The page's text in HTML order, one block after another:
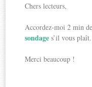
Chers lecteurs,
Accordez-moi 2 min
sondages’il vous plaît.
Merci beaucoup !